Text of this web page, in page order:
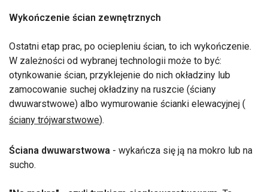
Wykończenie ścian zewnętrznych
Ostatni etap prac, po ociepleniu ścian, to ich wykończenie.
W zależności od wybranej technologii może to być:
otynkowanie ścian, przyklejenie do nich okładziny lub
zamocowanie suchej okładziny na ruszcie (ściany
dwuwarstwowe) albo wymurowanie ścianki elewacyjnej (
ściany trójwarstwowe).
Ściana dwuwarstwowa - wykańcza się ją na mokro lub na
sucho.